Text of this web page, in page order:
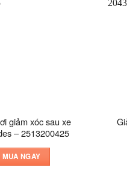
giảm xóc sau xe
– 2513200425
MUA NGAY